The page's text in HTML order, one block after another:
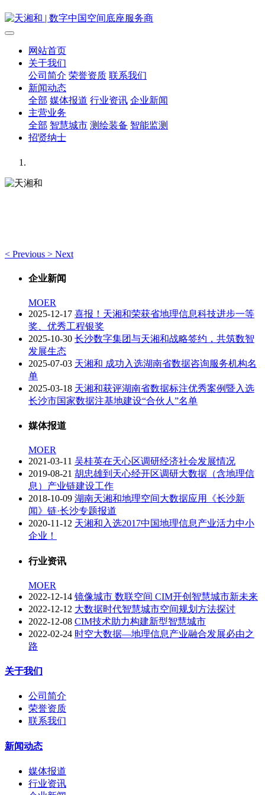
网站首页
关于我们
公司简介 荣誉资质 联系我们
新闻动态
全部 媒体报道 行业资讯 企业新闻
主营业务
全部 智慧城市 测绘装备 智能监测
招贤纳士
< Previous > Next
企业新闻
MOER
2025-12-17 喜报！天湘和荣获省地理信息科技进步一等
奖、优秀工程银奖
2025-10-30 长沙数字集团与天湘和战略签约，共筑数智
发展生态
2025-07-03 天湘和 成功入选湖南省数据咨询服务机构名
单
2025-03-18 天湘和获评湖南省数据标注优秀案例暨入选
长沙市国家数据注基地建设“合伙人”名单
媒体报道
MOER
2021-03-11 吴桂英在天心区调研经济社会发展情况
2019-08-21 胡忠雄到天心经开区调研大数据（含地理信
息）产业链建设工作
2018-10-09 湖南天湘和地理空间大数据应用《长沙新
闻》链·长沙专题报道
2020-11-12 天湘和入选2017中国地理信息产业活力中小
企业！
行业资讯
MOER
2022-12-14 镜像城市 数联空间 CIM开创智慧城市新未来
2022-12-12 大数据时代智慧城市空间规划方法探讨
2022-12-08 CIM技术助力构建新型智慧城市
2022-02-24 时空大数据—地理信息产业融合发展必由之
路
关于我们
公司简介
荣誉资质
联系我们
新闻动态
媒体报道
行业资讯